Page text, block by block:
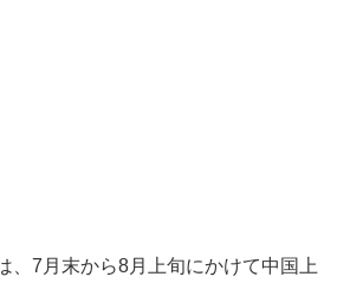
、7月末から8月上旬にかけて中国上